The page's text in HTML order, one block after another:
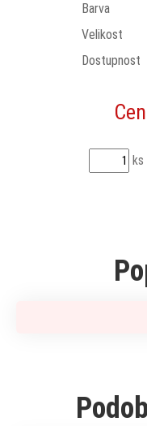
Barva
Velikost
Dostupnost
ks